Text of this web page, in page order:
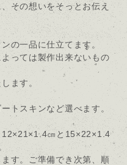
その想いをそっとお伝え
の一品に仕立てます。
っては製作出来ないもの
ます。
トスキンなど選べます。
㎝と15×22×1.4
す。ご準備でき次第、順